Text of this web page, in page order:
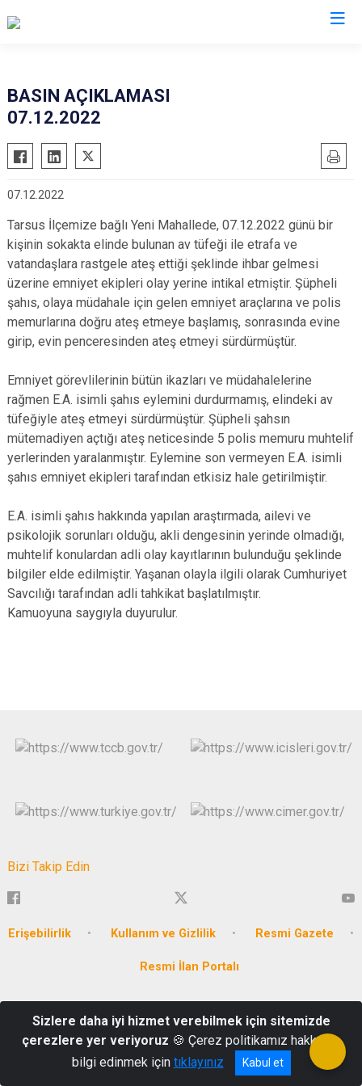
BASIN AÇIKLAMASI
07.12.2022
07.12.2022
Tarsus İlçemize bağlı Yeni Mahallede, 07.12.2022 günü bir
kişinin sokakta elinde bulunan av tüfeği ile etrafa ve
vatandaşlara rastgele ateş ettiği şeklinde ihbar gelmesi
üzerine emniyet ekipleri olay yerine intikal etmiştir. Şüpheli
şahıs, olaya müdahale için gelen emniyet araçlarına ve polis
memurlarına doğru ateş etmeye başlamış, sonrasında evine
girip, evin penceresinden ateş etmeyi sürdürmüştür.
Emniyet görevlilerinin bütün ikazları ve müdahalelerine
rağmen E.A. isimli şahıs eylemini durdurmamış, elindeki av
tüfeğiyle ateş etmeyi sürdürmüştür. Şüpheli şahsın
mütemadiyen açtığı ateş neticesinde 5 polis memuru muhtelif
yerlerinden yaralanmıştır. Eylemine son vermeyen E.A. isimli
şahıs emniyet ekipleri tarafından etkisiz hale getirilmiştir.
E.A. isimli şahıs hakkında yapılan araştırmada, ailevi ve
psikolojik sorunları olduğu, akli dengesinin yerinde olmadığı,
muhtelif konulardan adli olay kayıtlarının bulunduğu şeklinde
bilgiler elde edilmiştir. Yaşanan olayla ilgili olarak Cumhuriyet
Savcılığı tarafından adli tahkikat başlatılmıştır.
Kamuoyuna saygıyla duyurulur.
Bizi Takip Edin
Erişebilirlik Kullanım ve Gizlilik Resmi Gazete
Resmi İlan Portalı
Bulvarı No:662 P.K. : 33160 Yenişehir / MERSİN
0324 341 1023
Sizlere daha iyi hizmet verebilmek için sitemizde
çerezlere yer veriyoruz 🍪 Çerez politikamız hakkında
bilgi edinmek için tıklayınız Kabul et